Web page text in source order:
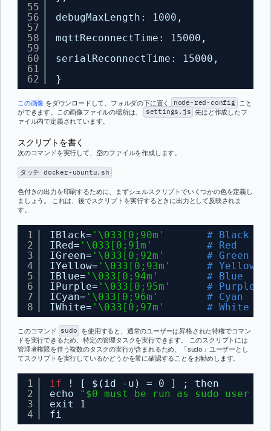
55
56
57
58
59
60
61
62
debugMaxLength: 1000,
mqttReconnectTime: 15000,
serialReconnectTime: 15000,
}
この画像 をダウンロードして、フォルダの下に置く node-red-config
こと
ができます。この画像ファイルの場所は、
settings.js 先ほど作成したフ
ァイル内で定義されています。
スクリプトを書く
次のコマンドを実行して、空のファイルを作成します。
タッチ docker-ubuntu.sh
色付きの出力を印刷するために、まずシェルスクリプトでいくつかの色を定義し
ましょう。 これは、後でスクリプトを実行するときに出力として反映されま
す。
1
2
3
4
5
6
7
8
IBlack= '\033[0;90m'
# Black
IRed= '\033[0;91m'
# Red
IGreen= '\033[0;92m'
# Green
IYellow= '\033[0;93m'
# Yellow
IBlue= '\033[0;94m'
# Blue
IPurple= '\033[0;95m'
# Purple
ICyan= '\033[0;96m'
# Cyan
IWhite= '\033[0;97m' # White
このコマンド sudo を使用すると、通常のユーザーは昇格された特権でコマン
ドを実行できるため、特定の管理タスクを実行できます。 このスクリプトには
管理者権限を伴う複数のタスクの実行が含まれるため、「sudo」ユーザーとし
てスクリプトを実行しているかどうかを常に確認することをお勧めします。
1
2
3
4
if
! [ $(id -u) = 0 ] ; then
echo
"$0 must be run as sudo user
exit 1
fi